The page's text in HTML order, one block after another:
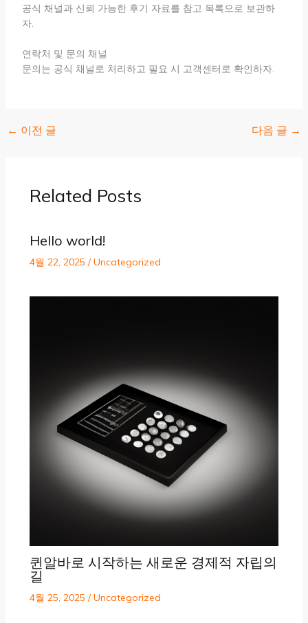
공식 채널과 신뢰 가능한 후기 자료를 참고 목록으로 보관하
자.
연락처 및 문의 채널
문의는 공식 채널로 처리하고 필요 시 고객센터로 확인하자.
← 이전 글 다음 글 →
Related Posts
Hello world!
4월 22, 2025 /Uncategorized
퀸알바로 시작하는 새로운 경제적 자립의
길
4월 25, 2025 /Uncategorized